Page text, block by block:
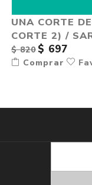
UNA CORTE
CORTE 2) /
$ 820 $ 697
Comprar